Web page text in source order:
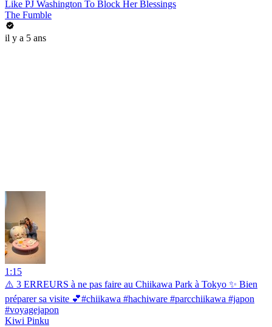
Like PJ Washington To Block Her Blessings
The Fumble
il y a 5 ans
1:15
⚠️ 3 ERREURS à ne pas faire au Chiikawa Park à Tokyo ✨ Bien
préparer sa visite 💕#chiikawa #hachiware #parcchiikawa #japon
#voyagejapon
Kiwi Pinku